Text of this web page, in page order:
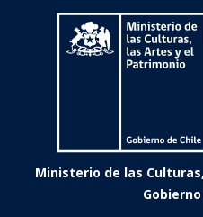
Ministerio de las